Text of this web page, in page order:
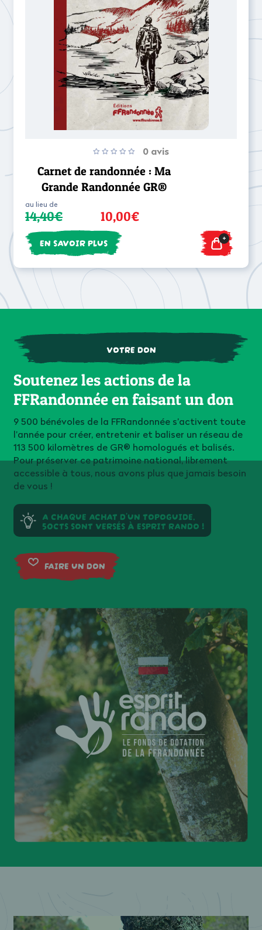
0 avis
Carnet de randonnée : Ma
Grande Randonnée GR®
au lieu de
14,40€ 10,00€
EN SAVOIR PLUS +
VOTRE DON
Soutenez les actions de la
FFRandonnée en faisant un don
9 500 bénévoles de la FFRandonnée s’activent toute
l’année pour créer, entretenir et baliser un réseau de
113 500 kilomètres de GR® homologués et balisés.
Pour préserver ce patrimoine national, librement
accessible à tous, nous avons plus que jamais besoin
de vous !
A CHAQUE ACHAT D'UN TOPOGUIDE,
50CTS SONT VERSÉS À ESPRIT RANDO !
FAIRE UN DON